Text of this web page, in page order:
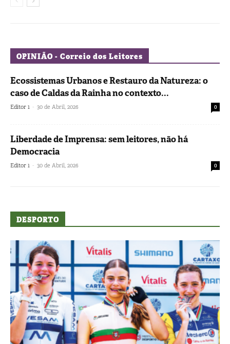
OPINIÃO - Correio dos Leitores
Ecossistemas Urbanos e Restauro da Natureza: o
caso de Caldas da Rainha no contexto...
Editor 1 - 30 de Abril, 2026 0
Liberdade de Imprensa: sem leitores, não há
Democracia
Editor 1 - 30 de Abril, 2026 0
DESPORTO